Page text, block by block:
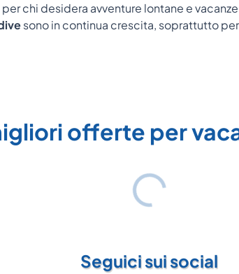
chi desidera avventure lontane e
sono in continua crescita, soprattutto
offerte per
Seguici sui social